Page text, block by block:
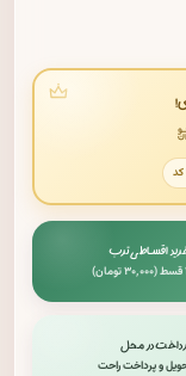
کد
اقساطی ترب
در محل
و پرداخت راحت